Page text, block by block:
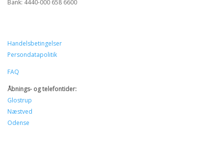
Bank: 4440-000 658 6600
Handelsbetingelser
Persondatapolitik
FAQ
Åbnings- og telefontider:
Glostrup
Næstved
Odense